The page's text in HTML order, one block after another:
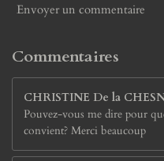
Envoyer un commentaire
Commentaires
CHRISTINE De la
Pouvez-vous me dire pour
convient? Merci beaucoup